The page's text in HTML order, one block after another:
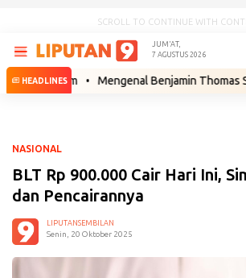
SCROLL TO CONTINUE WITH
JUM'AT,
7 AGUSTUS 2026
HEADLINES
• Mengenal Benjamin Thomas Sigar,
NASIONAL
BLT Rp 900.000 Cair Hari Ini,
dan Pencairannya
LIPUTANSEMBILAN
Senin, 20 Oktober 2025